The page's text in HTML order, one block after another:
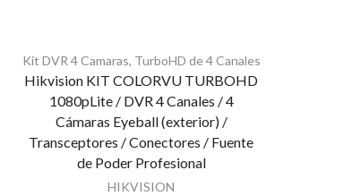
Kit DVR 4 Camaras, TurboHD de 4 Canales
Hikvision KIT COLORVU TURBOHD
1080pLite / DVR 4 Canales / 4
Cámaras Eyeball (exterior) /
Transceptores / Conectores / Fuente
de Poder Profesional
HIKVISION